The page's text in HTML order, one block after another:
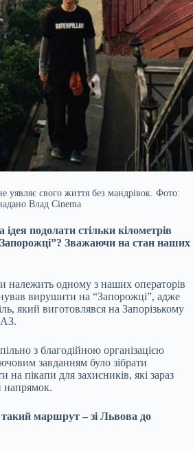
уявляє свого життя без мандрівок. Фото:
Влад Cinema
подолати стільки кілометрів
Зважаючи на стан наших
належить одному з наших операторів
вирушити на “Запорожці”, адже
який виготовлявся на Запорізькому
з благодійною організацією
завданням було зібрати
пікапи для захисників, які зараз
напрямок.
маршрут – зі Львова до